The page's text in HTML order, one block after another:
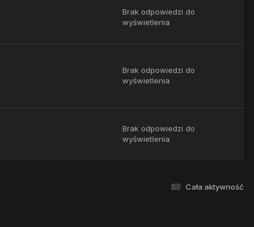
Brak odpowiedzi do
wyświetlenia
Brak odpowiedzi do
wyświetlenia
Brak odpowiedzi do
wyświetlenia
Cała aktywność